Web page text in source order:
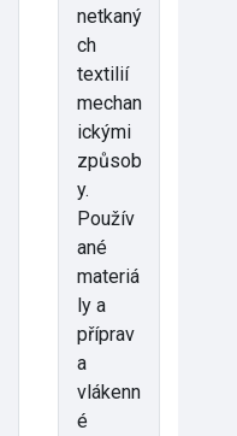
netkaný
ch
textilií
mechan
ickými
způsob
y.
Použív
ané
materiá
ly a
příprav
a
vlákenn
é